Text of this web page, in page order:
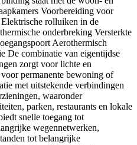
Voorbereiding voor
rolluiken in de
onderbreking Versterkte
Aerothermisch
De combinatie van eigentijdse
zorgt voor lichte en
permanente bewoning of
met uitstekende verbindingen
waaronder
parken, restaurants en lokale
snelle toegang tot
wegennetwerken,
tot belangrijke